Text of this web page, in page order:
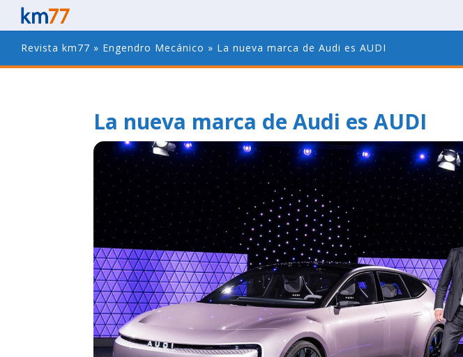
Revista km77 » Engendro Mecánico » La nueva marca de Audi es AUDI
La nueva marca de Audi es AUDI